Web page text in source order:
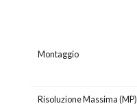
Montaggio
Risoluzione Massima (MP)